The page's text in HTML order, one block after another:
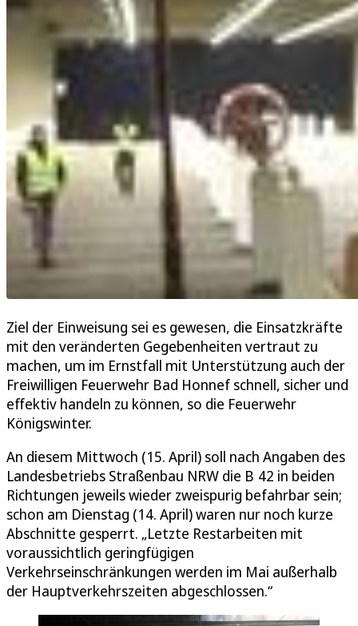
Ziel der Einweisung sei es gewesen, die Einsatzkräfte
mit den veränderten Gegebenheiten vertraut zu
machen, um im Ernstfall mit Unterstützung auch der
Freiwilligen Feuerwehr Bad Honnef schnell, sicher und
effektiv handeln zu können, so die Feuerwehr
Königswinter.
An diesem Mittwoch (15. April) soll nach Angaben des
Landesbetriebs Straßenbau NRW die B 42 in beiden
Richtungen jeweils wieder zweispurig befahrbar sein;
schon am Dienstag (14. April) waren nur noch kurze
Abschnitte gesperrt. „Letzte Restarbeiten mit
voraussichtlich geringfügigen
Verkehrseinschränkungen werden im Mai außerhalb
der Hauptverkehrszeiten abgeschlossen.“